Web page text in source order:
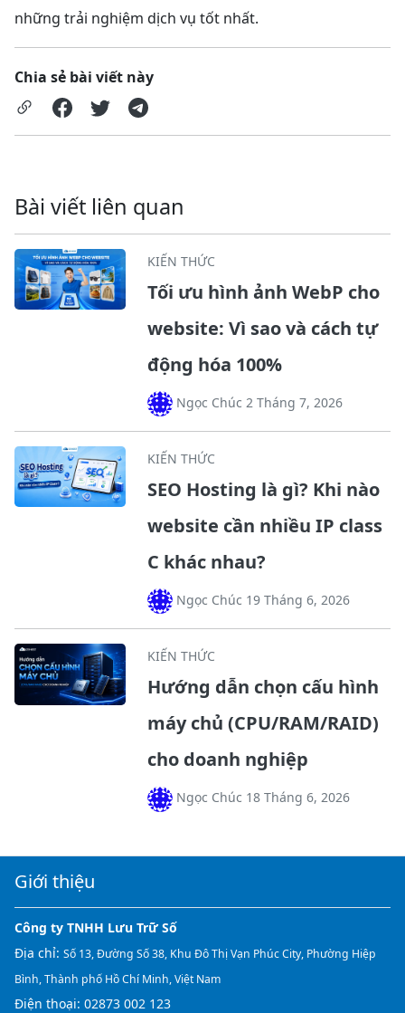
những trải nghiệm dịch vụ tốt nhất.
Chia sẻ bài viết này
Bài viết liên quan
KIẾN THỨC
Tối ưu hình ảnh WebP cho
website: Vì sao và cách tự
động hóa 100%
Ngọc Chúc 2 Tháng 7, 2026
KIẾN THỨC
SEO Hosting là gì? Khi nào
website cần nhiều IP class
C khác nhau?
Ngọc Chúc 19 Tháng 6, 2026
KIẾN THỨC
Hướng dẫn chọn cấu hình
máy chủ (CPU/RAM/RAID)
cho doanh nghiệp
Ngọc Chúc 18 Tháng 6, 2026
Giới thiệu
Công ty TNHH Lưu Trữ Số
Địa chỉ: Số 13, Đường Số 38, Khu Đô Thị Vạn Phúc City, Phường Hiệp
Bình, Thành phố Hồ Chí Minh, Việt Nam
Điện thoại: 02873 002 123